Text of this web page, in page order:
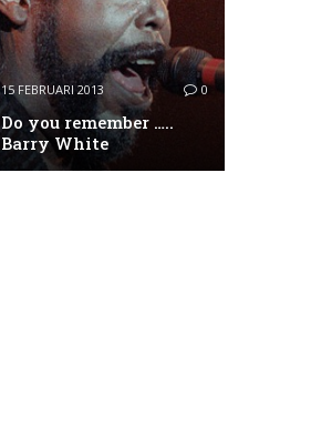
15 FEBRUARI 2013 0
Do you remember …..
Barry White